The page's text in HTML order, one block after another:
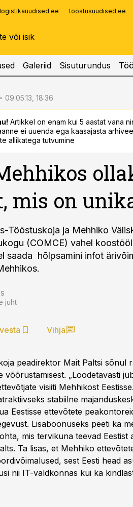
logistikauudised.ee toostusuudised.ee
Infopank
Galeriid Sisuturundus Töö
09.05.13, 18:36
Artikkel on enam kui 5 aastat vana
ei uuenda ega kaasajasta
allikatega tutvumine
mis on
Tööstuskoja ja Mehhiko
(COMCE) vahel
saada hõlpsamini infot
juht
Vihja
peadirektor Mait Paltsi sõnul
võõrustamisest. „Loodetavasti
visiiti Mehhikost
stabiilne
Eestisse ettevõtete
Lisaboonuseks peeti ka
mis tervikuna teevad Eestist
Ta lisas, et Mehhiko
sest Eesti head
nii IT-valdkonnas kui ka